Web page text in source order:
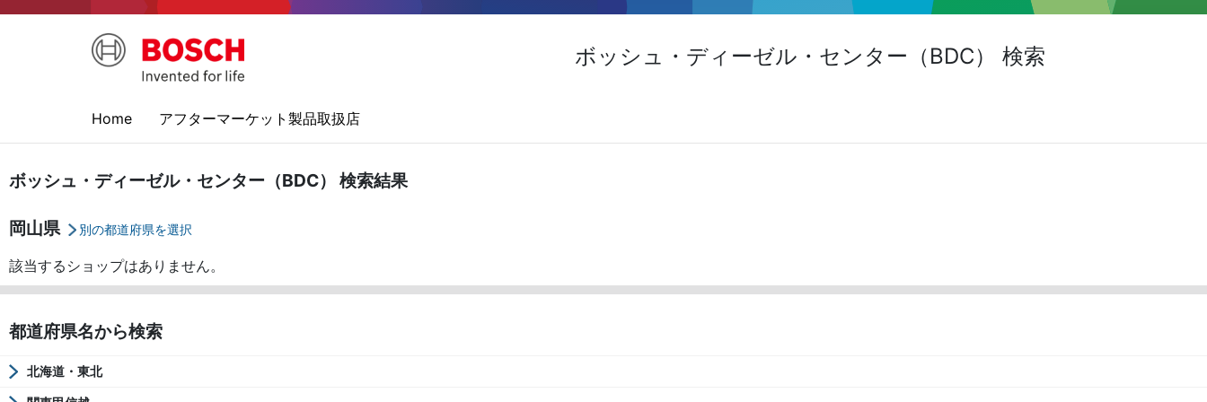
ボッシュ・ディーゼル・センター（BDC） 検索
Home アフターマーケット製品取扱店
ボッシュ・ディーゼル・センター（BDC） 検索結果
岡山県 別の都道府県を選択
該当するショップはありません。
都道府県名から検索
北海道・東北